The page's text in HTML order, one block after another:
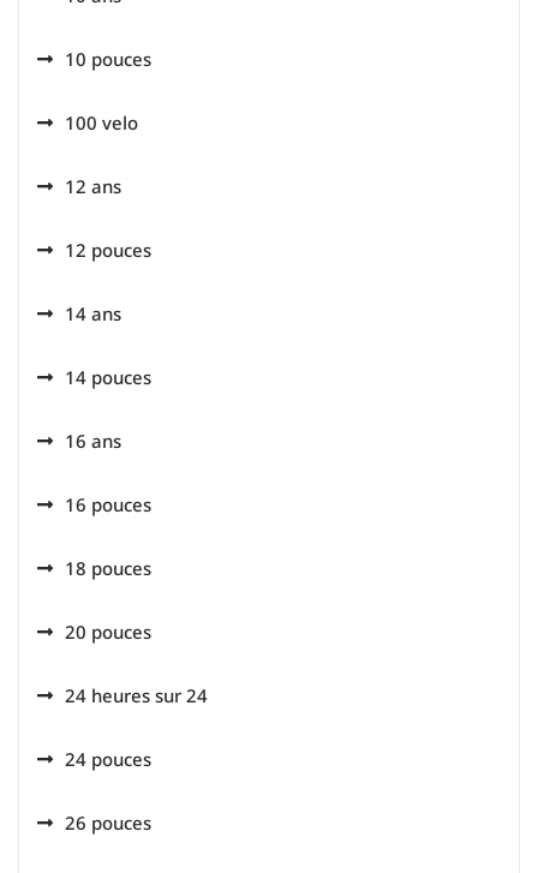
10 pouces
100 velo
12 ans
12 pouces
14 ans
14 pouces
16 ans
16 pouces
18 pouces
20 pouces
24 heures sur 24
24 pouces
26 pouces